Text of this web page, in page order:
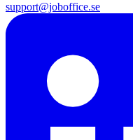
support@joboffice.se